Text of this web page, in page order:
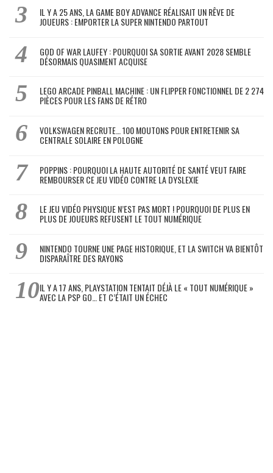
IL Y A 25 ANS, LA GAME BOY ADVANCE RÉALISAIT UN RÊVE DE
JOUEURS : EMPORTER LA SUPER NINTENDO PARTOUT
GOD OF WAR LAUFEY : POURQUOI SA SORTIE AVANT 2028 SEMBLE
DÉSORMAIS QUASIMENT ACQUISE
LEGO ARCADE PINBALL MACHINE : UN FLIPPER FONCTIONNEL DE 2 274
PIÈCES POUR LES FANS DE RÉTRO
VOLKSWAGEN RECRUTE… 100 MOUTONS POUR ENTRETENIR SA
CENTRALE SOLAIRE EN POLOGNE
POPPINS : POURQUOI LA HAUTE AUTORITÉ DE SANTÉ VEUT FAIRE
REMBOURSER CE JEU VIDÉO CONTRE LA DYSLEXIE
LE JEU VIDÉO PHYSIQUE N’EST PAS MORT ! POURQUOI DE PLUS EN
PLUS DE JOUEURS REFUSENT LE TOUT NUMÉRIQUE
NINTENDO TOURNE UNE PAGE HISTORIQUE, ET LA SWITCH VA BIENTÔT
DISPARAÎTRE DES RAYONS
IL Y A 17 ANS, PLAYSTATION TENTAIT DÉJÀ LE « TOUT NUMÉRIQUE »
AVEC LA PSP GO… ET C’ÉTAIT UN ÉCHEC